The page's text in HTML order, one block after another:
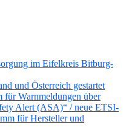
im Eifelkreis Bitburg-
und Österreich gestartet
Warnmeldungen über
Alert (ASA)“ / neue ETSI-
für Hersteller und